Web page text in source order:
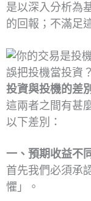
是以深入分析為
的回報；不滿足
誤把投機當投資
投資與投機的差別
這兩者之間有甚
以下差別：
一、預期收益不
首先我們必須承
懼」。